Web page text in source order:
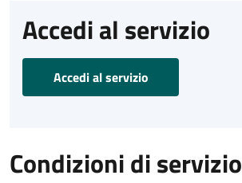
Accedi al servizio
Accedi al servizio
Condizioni di servizio